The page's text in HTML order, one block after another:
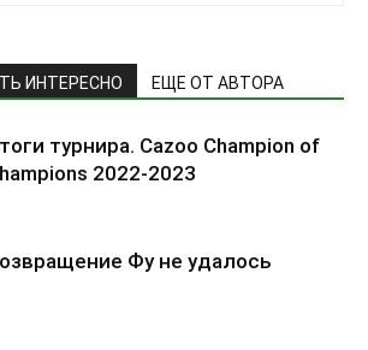
ИНТЕРЕСНО ЕЩЕ ОТ АВТОРА
турнира. Cazoo Champion of
2022-2023
Фу не удалось